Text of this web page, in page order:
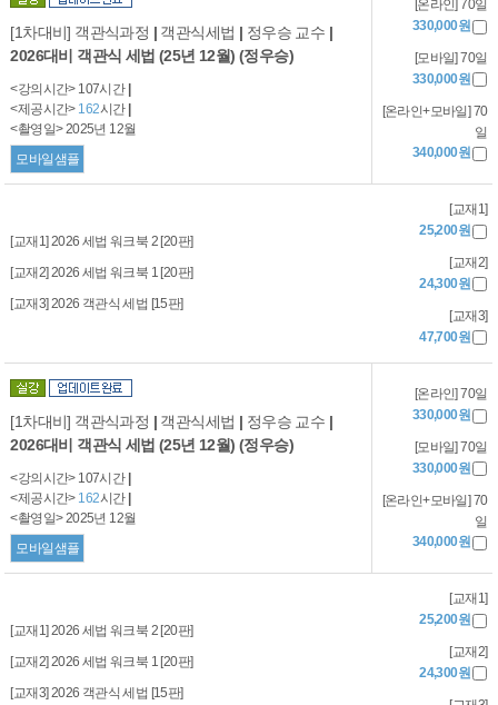
[1차대비] 객관식과정 | 객관식세법 | 정우승 교수 |
2026대비 객관식 세법 (25년 12월) (정우승)
<강의시간> 107시간 |
<제공시간> 162시간 |
<촬영일> 2025년 12월
모바일샘플
[온라인] 70일
330,000원
[모바일] 70일
330,000원
[온라인+모바일] 70
일
340,000원
[교재1] 2026 세법 워크북 2 [20판]
[교재2] 2026 세법 워크북 1 [20판]
[교재3] 2026 객관식 세법 [15판]
[교재1]
25,200원
[교재2]
24,300원
[교재3]
47,700원
[1차대비] 객관식과정 | 객관식세법 | 정우승 교수 |
2026대비 객관식 세법 (25년 12월) (정우승)
<강의시간> 107시간 |
<제공시간> 162시간 |
<촬영일> 2025년 12월
모바일샘플
[온라인] 70일
330,000원
[모바일] 70일
330,000원
[온라인+모바일] 70
일
340,000원
[교재1] 2026 세법 워크북 2 [20판]
[교재2] 2026 세법 워크북 1 [20판]
[교재3] 2026 객관식 세법 [15판]
[교재1]
25,200원
[교재2]
24,300원